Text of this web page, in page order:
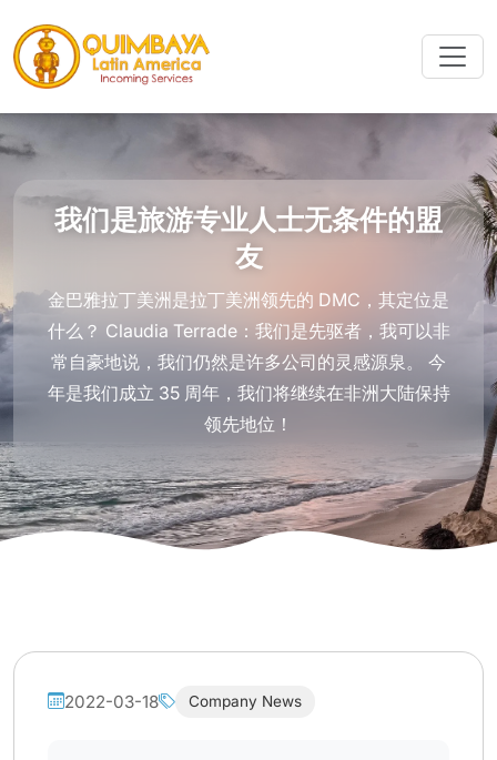
我们是旅游专业人士无条件的盟
友
金巴雅拉丁美洲是拉丁美洲领先的 DMC，其定位是
什么？ Claudia Terrade：我们是先驱者，我可以非
常自豪地说，我们仍然是许多公司的灵感源泉。 今
年是我们成立 35 周年，我们将继续在非洲大陆保持
领先地位！
2022-03-18 Company News